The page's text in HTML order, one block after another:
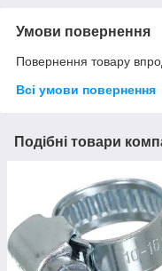
Умови повернення
Повернення товару
Всі умови повернення
Подібні товари